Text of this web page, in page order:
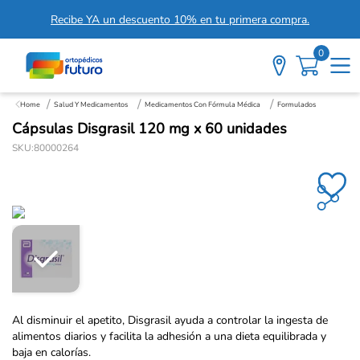
Recibe YA un descuento 10% en tu primera compra.
0
Salud Y Medicamentos Medicamentos Con Fórmula Médica Formulados
Cápsulas Disgrasil 120 mg x 60 unidades
SKU:80000264
Al disminuir el apetito, Disgrasil ayuda a controlar la ingesta de
alimentos diarios y facilita la adhesión a una dieta equilibrada y
baja en calorías.